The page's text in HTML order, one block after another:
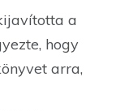
a
hogy
arra,